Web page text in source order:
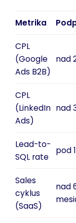
Metrika
CPL
(Google
Ads B2B)
nad
CPL
(LinkedIn
Ads)
nad
Lead-to-
SQL rate
pod
Sales
cyklus
(SaaS)
nad